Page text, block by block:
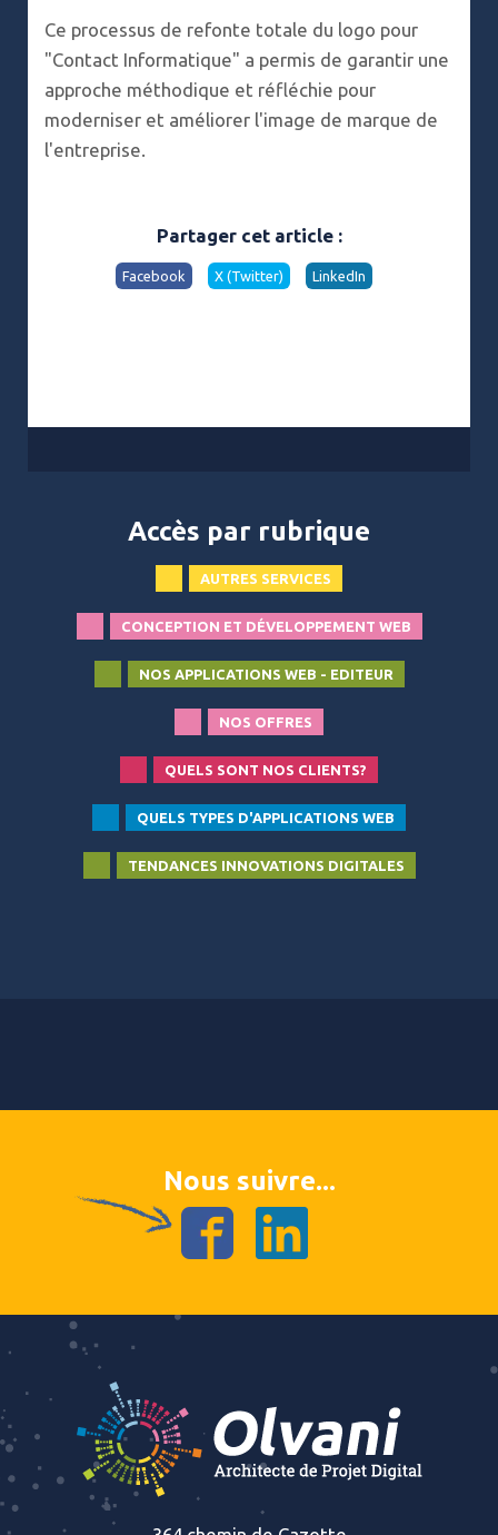
Ce processus de refonte totale du logo pour
"Contact Informatique" a permis de garantir une
approche méthodique et réfléchie pour
moderniser et améliorer l'image de marque de
l'entreprise.
Partager cet article :
Facebook X (Twitter) LinkedIn
Accès par rubrique
AUTRES SERVICES
CONCEPTION ET DÉVELOPPEMENT WEB
NOS APPLICATIONS WEB - EDITEUR
NOS OFFRES
QUELS SONT NOS CLIENTS?
QUELS TYPES D'APPLICATIONS WEB
TENDANCES INNOVATIONS DIGITALES
Nous suivre...